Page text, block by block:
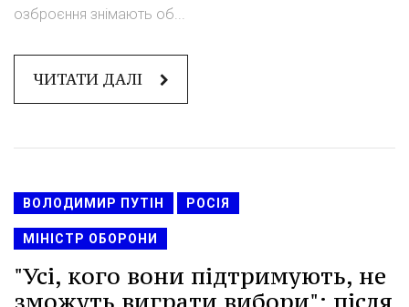
озброєння знімають об...
ЧИТАТИ ДАЛІ
ВОЛОДИМИР ПУТІН РОСІЯ
МІНІСТР ОБОРОНИ
"Усі, кого вони підтримують, не